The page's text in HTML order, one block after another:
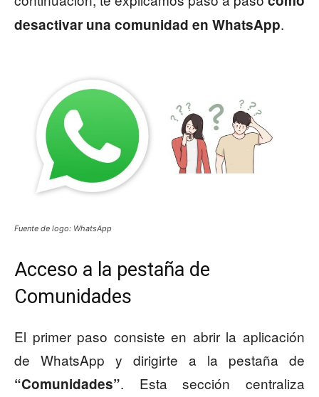
desactivar una comunidad en WhatsApp.
Fuente de logo: WhatsApp
Acceso a la pestaña de
Comunidades
El primer paso consiste en abrir la aplicación
de WhatsApp y dirigirte a la pestaña de
“Comunidades”. Esta sección centraliza